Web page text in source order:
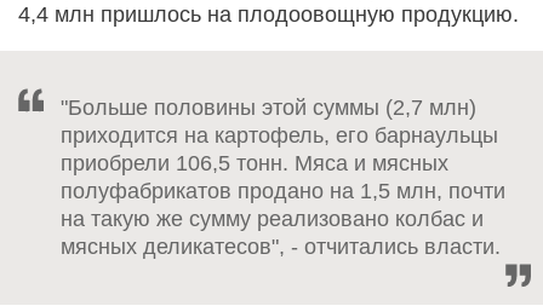
4,4 млн пришлось на плодоовощную продукцию.
"Больше половины этой суммы (2,7 млн)
приходится на картофель, его барнаульцы
приобрели 106,5 тонн. Мяса и мясных
полуфабрикатов продано на 1,5 млн, почти
на такую же сумму реализовано колбас и
мясных деликатесов", - отчитались власти.